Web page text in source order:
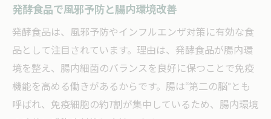
発酵食品で風邪予防と腸内環境改善
発酵食品は、風邪予防やインフルエンザ対策に有効な食
品として注目されています。理由は、発酵食品が腸内環
境を整え、腸内細菌のバランスを良好に保つことで免疫
機能を高める働きがあるからです。腸は“第二の脳”とも
呼ばれ、免疫細胞の約7割が集中しているため、腸内環境